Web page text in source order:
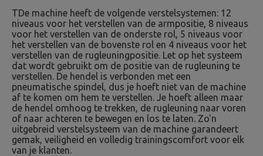
TDe machine heeft de volgende verstelsystemen: 12
niveaus voor het verstellen van de armpositie, 8 niveaus
voor het verstellen van de onderste rol, 5 niveaus voor
het verstellen van de bovenste rol en 4 niveaus voor het
verstellen van de rugleuningpositie. Let op het systeem
dat wordt gebruikt om de positie van de rugleuning te
verstellen. De hendel is verbonden met een
pneumatische spindel, dus je hoeft niet van de machine
af te komen om hem te verstellen. Je hoeft alleen maar
de hendel omhoog te trekken, de rugleuning naar voren
of naar achteren te bewegen en los te laten. Zo'n
uitgebreid verstelsysteem van de machine garandeert
gemak, veiligheid en volledig trainingscomfort voor elk
van je klanten.